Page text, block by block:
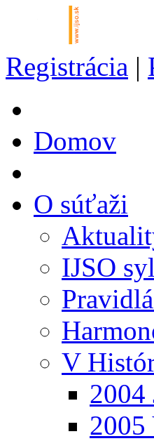
Registrácia |
Domov
O súťaži
IJSO
V
2004
2005